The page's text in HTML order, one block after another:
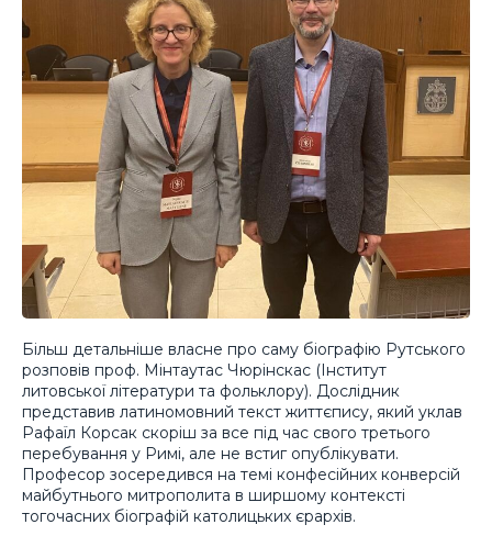
Більш детальніше власне про саму біографію Рутського
розповів проф. Мінтаутас Чюрінскас (Інститут
литовської літератури та фольклору). Дослідник
представив латиномовний текст життєпису, який уклав
Рафаїл Корсак скоріш за все під час свого третього
перебування у Римі, але не встиг опублікувати.
Професор зосередився на темі конфесійних конверсій
майбутнього митрополита в ширшому контексті
тогочасних біографій католицьких єрархів.